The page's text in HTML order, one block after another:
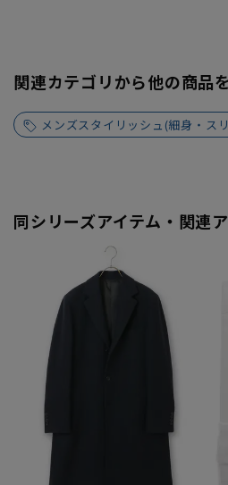
関連カテゴリから他の商品
メンズスタイリッシュ(細身・ス
同シリーズアイテム・関連